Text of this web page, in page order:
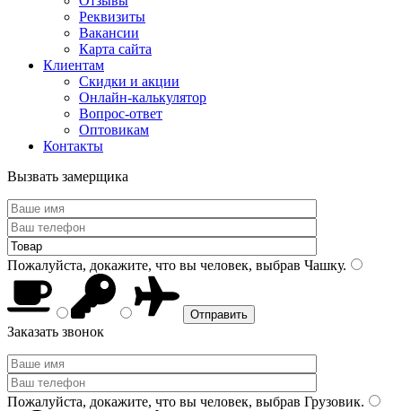
Реквизиты
Вакансии
Карта сайта
Клиентам
Скидки и акции
Онлайн-калькулятор
Вопрос-ответ
Оптовикам
Контакты
Вызвать замерщика
Пожалуйста, докажите, что вы человек, выбрав Чашку.
Заказать звонок
Пожалуйста, докажите, что вы человек, выбрав Грузовик.